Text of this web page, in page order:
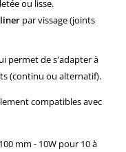
ou lisse.
liner par vissage (joints
permet de s'adapter à
(continu ou alternatif).
compatibles avec
mm - 10W pour 10 à